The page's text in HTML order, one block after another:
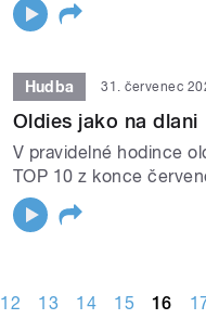
Hudba 31. červenec
Oldies jako na dlani
V pravidelné hodince
TOP 10 z konce
12 13 14 15 16